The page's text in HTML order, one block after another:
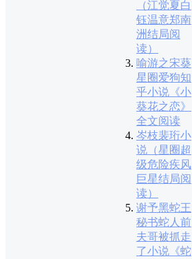
（江觉夏白
钰温意郑南
洲结局阅
读）
喻游之宋葵
星圈爱狗知
乎小说《小
葵花之恋》
全文阅读
岑枝裴珩小
说（星圈超
级危险疾风
巨星结局阅
读）
谢予黑蛇王
秘书蛇人前
夫哥被抓走
了小说《蛇